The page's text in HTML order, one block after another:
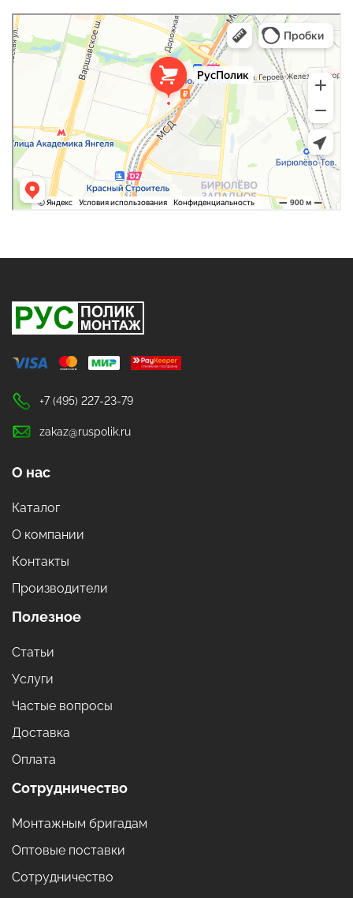
РусПолик
Оргстекло, поликарбонат в Москве
Строительные и отделочные работы в Москве
+7 (495) 227-23-79
zakaz@ruspolik.ru
О нас
Каталог
О компании
Контакты
Производители
Полезное
Статьи
Услуги
Частые вопросы
Доставка
Оплата
Сотрудничество
Монтажным бригадам
Оптовые поставки
Сотрудничество